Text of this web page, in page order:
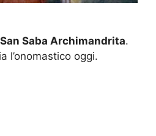
San Saba Archimandrita.
l’onomastico oggi.